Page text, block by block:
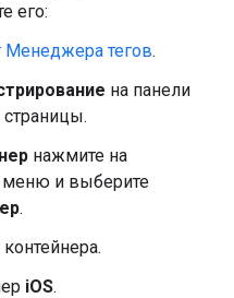
его:
Менеджера тегов.
на панели
нажмите на
и выберите
.
iOS.